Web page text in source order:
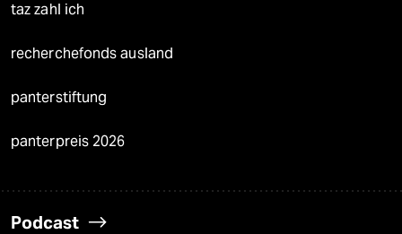
taz zahl ich
recherchefonds ausland
panterstiftung
panterpreis 2026
Podcast